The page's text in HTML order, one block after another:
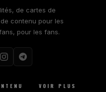
de cartes de
contenu pour les
pour les fans.
VOIR PLUS